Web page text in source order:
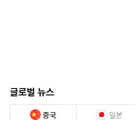
글로벌 뉴스
중국 일본